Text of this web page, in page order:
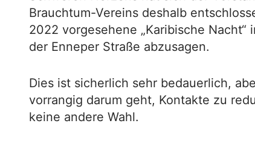
Brauchtum-Vereins deshalb
2022 vorgesehene „Karibische
der Enneper Straße abzusagen.
Dies ist sicherlich sehr bedauerlich,
vorrangig darum geht, Kontakte zu
keine andere Wahl.